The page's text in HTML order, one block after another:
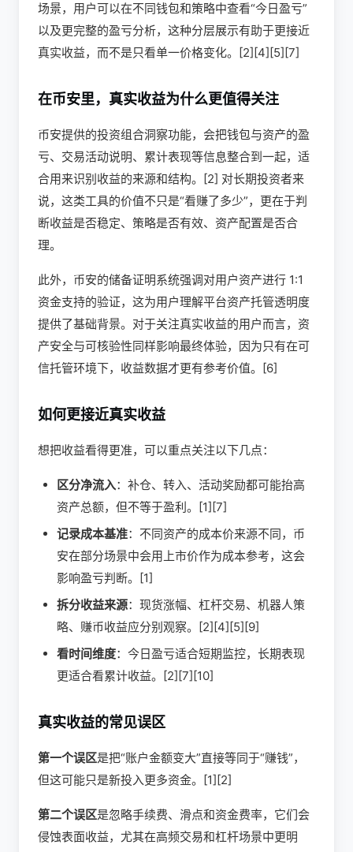
场景，用户可以在不同钱包和策略中查看“今日盈亏”
以及更完整的盈亏分析，这种分层展示有助于更接近
真实收益，而不是只看单一价格变化。[2][4][5][7]
在币安里，真实收益为什么更值得关注
币安提供的投资组合洞察功能，会把钱包与资产的盈
亏、交易活动说明、累计表现等信息整合到一起，适
合用来识别收益的来源和结构。[2] 对长期投资者来
说，这类工具的价值不只是“看赚了多少”，更在于判
断收益是否稳定、策略是否有效、资产配置是否合
理。
此外，币安的储备证明系统强调对用户资产进行 1:1
资金支持的验证，这为用户理解平台资产托管透明度
提供了基础背景。对于关注真实收益的用户而言，资
产安全与可核验性同样影响最终体验，因为只有在可
信托管环境下，收益数据才更有参考价值。[6]
如何更接近真实收益
想把收益看得更准，可以重点关注以下几点：
区分净流入：补仓、转入、活动奖励都可能抬高
资产总额，但不等于盈利。[1][7]
记录成本基准：不同资产的成本价来源不同，币
安在部分场景中会用上市价作为成本参考，这会
影响盈亏判断。[1]
拆分收益来源：现货涨幅、杠杆交易、机器人策
略、赚币收益应分别观察。[2][4][5][9]
看时间维度：今日盈亏适合短期监控，长期表现
更适合看累计收益。[2][7][10]
真实收益的常见误区
第一个误区是把“账户金额变大”直接等同于“赚钱”，
但这可能只是新投入更多资金。[1][2]
第二个误区是忽略手续费、滑点和资金费率，它们会
侵蚀表面收益，尤其在高频交易和杠杆场景中更明